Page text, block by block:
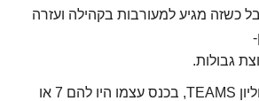
כשזה מגיע למעורבות בקהילה ועזרה
גבולות.
5. יש באנגליה טריוליון TEAMS, בכנס עצמו היו להם 7 או